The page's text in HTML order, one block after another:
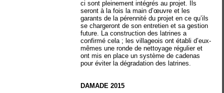
ci sont pleinement intégrés au projet. Ils
seront à la fois la main d’œuvre et les
garants de la pérennité du projet en ce qu’ils
se chargeront de son entretien et sa gestion
future. La construction des latrines a
confirmé cela ; les villageois ont établi d’eux-
mêmes une ronde de nettoyage régulier et
ont mis en place un système de cadenas
pour éviter la dégradation des latrines.
DAMADE 2015